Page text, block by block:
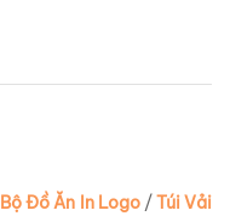
Bộ Đồ Ăn In Logo/Túi Vải